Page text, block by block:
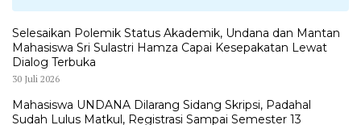
Selesaikan Polemik Status Akademik, Undana dan Mantan
Mahasiswa Sri Sulastri Hamza Capai Kesepakatan Lewat
Dialog Terbuka
30 Juli 2026
Mahasiswa UNDANA Dilarang Sidang Skripsi, Padahal
Sudah Lulus Matkul, Registrasi Sampai Semester 13